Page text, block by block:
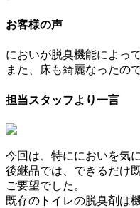
お客様の声
においが脱臭機能によっ
また、床も綺麗なったの
担当スタッフより一言
今回は、特ににおいを気
後継品では、できるだけ
ご要望でした。
既存のトイレの脱臭剤は